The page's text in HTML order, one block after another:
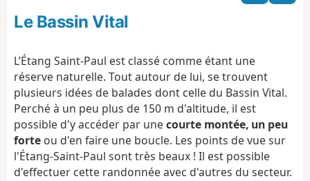
l
g
t
i
n
Le Bassin Vital
L’Étang Saint-Paul est classé comme étant une
réserve naturelle. Tout autour de lui, se trouvent
plusieurs idées de balades dont celle du Bassin Vital.
Perché à un peu plus de 150 m d'altitude, il est
possible d'y accéder par une courte montée, un peu
forteou d'en faire une boucle. Les points de vue sur
l'Étang-Saint-Paul sont très beaux ! Il est possible
d'effectuer cette randonnée avec d'autres du secteur.